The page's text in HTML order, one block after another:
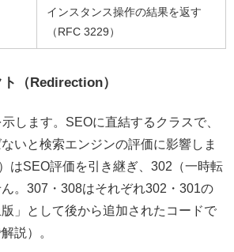
インスタンス操作の結果を返す
（RFC 3229）
（Redirection）
します。SEOに直結するクラスで、
いと検索エンジンの評価に影響しま
はSEO評価を引き継ぎ、302（一時転
。307・308はそれぞれ302・301の
版」として後から追加されたコードで
説）。